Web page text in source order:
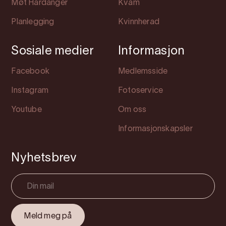
Møt Hardanger
Planlegging
Kvam
Kvinnherad
Sosiale medier
Facebook
Instagram
Youtube
Informasjon
Medlemsside
Fotoservice
Om oss
Informasjonskapsler
Nyhetsbrev